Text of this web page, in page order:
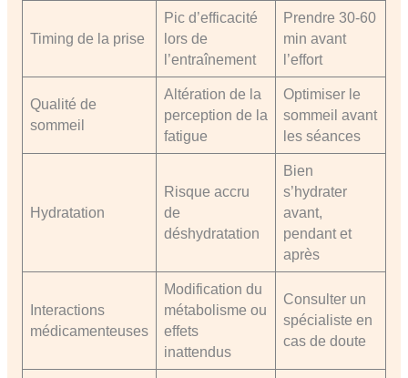
Timing de la prise
Pic d’efficacité
lors de
l’entraînement
Prendre 30-60
min avant
l’effort
Qualité de
sommeil
Altération de la
perception de la
fatigue
Optimiser le
sommeil avant
les séances
Hydratation
Risque accru
de
déshydratation
Bien
s’hydrater
avant,
pendant et
après
Interactions
médicamenteuses
Modification du
métabolisme ou
effets
inattendus
Consulter un
spécialiste en
cas de doute